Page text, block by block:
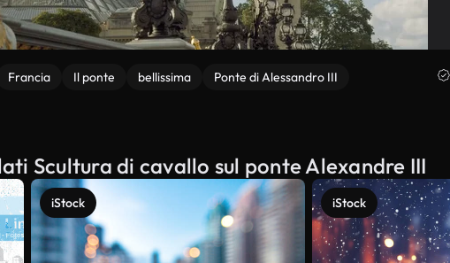
Francia Il ponte bellissima
Ponte di Alessandro III
Scultura di cavallo sul ponte Alexandre III
iStock iStock